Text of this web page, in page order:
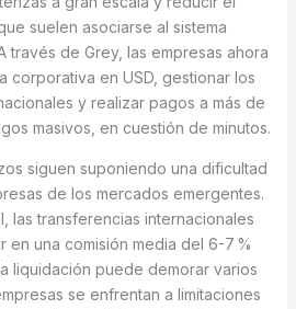
suelen asociarse al sistema
través de Grey, las empresas ahora
corporativa en USD, gestionar los
y realizar pagos a más de
masivos, en cuestión de minutos.
siguen suponiendo una dificultad
de los mercados emergentes.
las transferencias internacionales
en una comisión media del 6-7 %
liquidación puede demorar varios
se enfrentan a limitaciones